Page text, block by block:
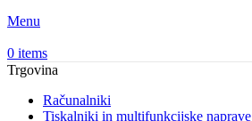
Menu
0 items
Trgovina
Računalniki
Tiskalniki in multifunkcijske naprave